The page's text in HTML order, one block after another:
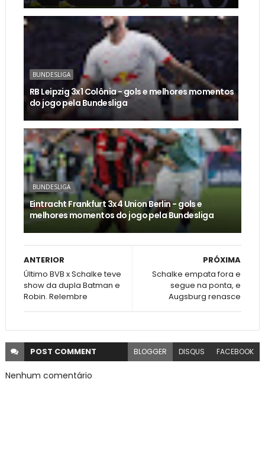
BUNDESLIGA
RB Leipzig 3x1 Colônia - gols e melhores momentos
do jogo pela Bundesliga
BUNDESLIGA
Eintracht Frankfurt 3x4 Union Berlin - gols e
melhores momentos do jogo pela Bundesliga
PRÓXIMA
Schalke empata fora e
segue na ponta, e
Augsburg renasce
ANTERIOR
Último BVB x Schalke teve
show da dupla Batman e
Robin. Relembre
POST COMMENT BLOGGER DISQUS FACEBOOK
Nenhum comentário